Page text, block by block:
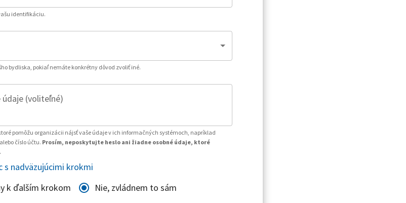
identifikáciu.
bydliska, pokiaľ nemáte konkrétny dôvod zvoliť iné.
(voliteľné)
pomôžu organizácii nájsť vaše údaje v ich informačných systémoch, napríklad
číslo účtu. Prosím, neposkytujte heslo ani žiadne osobné údaje, ktoré
nadväzujúcimi krokmi
k ďalším krokom
Nie, zvládnem to sám